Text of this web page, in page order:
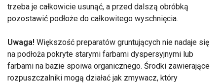
trzeba je całkowicie usunąć, a przed dalszą obróbką
pozostawić podłoże do całkowitego wyschnięcia.
Uwaga! Większość preparatów gruntujących nie nadaje się
na podłoża pokryte starymi farbami dyspersyjnymi lub
farbami na bazie spoiwa organicznego. Środki zawierające
rozpuszczalniki mogą działać jak zmywacz, który